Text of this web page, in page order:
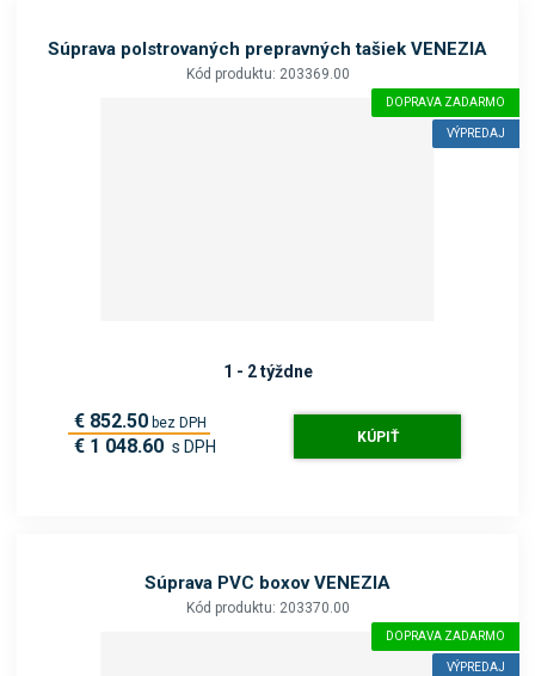
Súprava polstrovaných prepravných tašiek VENEZIA
Kód produktu: 203369.00
DOPRAVA ZADARMO
VÝPREDAJ
1 - 2 týždne
€ 852.50 bez DPH
€ 1 048.60 s DPH KÚPIŤ
Súprava PVC boxov VENEZIA
Kód produktu: 203370.00
DOPRAVA ZADARMO
VÝPREDAJ